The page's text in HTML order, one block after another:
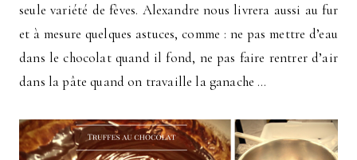
seule variété de fèves. Alexandre nous livrera aussi au fur
et à mesure quelques astuces, comme : ne pas mettre d’eau
dans le chocolat quand il fond, ne pas faire rentrer d’air
dans la pâte quand on travaille la ganache …